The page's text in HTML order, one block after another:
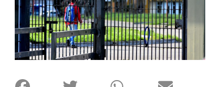
y
Espectáculos
Policiales
Cartelera
de